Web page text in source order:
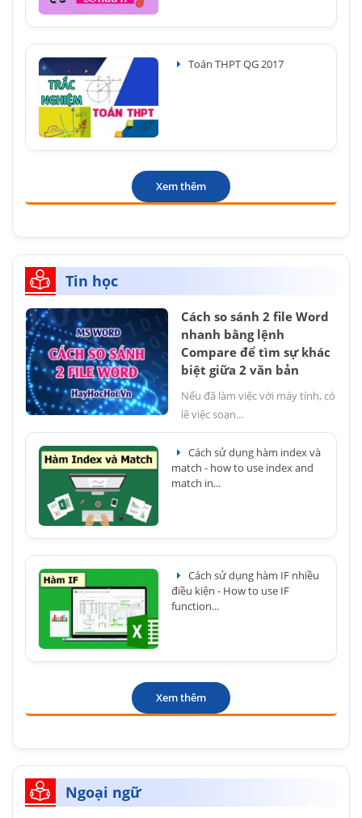
Toán THPT QG 2017
Xem thêm
Tin học
Cách so sánh 2 file Word
nhanh bằng lệnh
Compare để tìm sự khác
biệt giữa 2 văn bản
Nếu đã làm việc với máy tính, có
lẽ việc soạn...
Cách sử dụng hàm index và
match - how to use index and
match in...
Cách sử dụng hàm IF nhiều
điều kiện - How to use IF
function...
Xem thêm
Ngoại ngữ